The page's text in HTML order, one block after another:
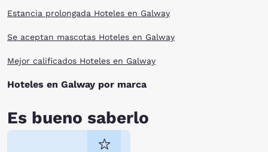
Estancia prolongada Hoteles en Galway
Se aceptan mascotas Hoteles en Galway
Mejor calificados Hoteles en Galway
Hoteles en Galway por marca
Es bueno saberlo